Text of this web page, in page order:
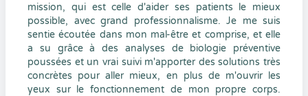
mission, qui est celle d'aider ses patients le mieux
possible, avec grand professionnalisme. Je me suis
sentie écoutée dans mon mal-être et comprise, et elle
a su grâce à des analyses de biologie préventive
poussées et un vrai suivi m'apporter des solutions très
concrètes pour aller mieux, en plus de m'ouvrir les
yeux sur le fonctionnement de mon propre corps.